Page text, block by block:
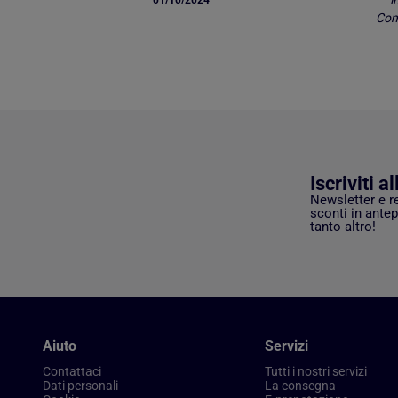
Iscriviti
Newsletter e
sconti in
tanto altro!
Aiuto
Contattaci
Dati personali
Servizi
Tutti i nostri servizi
La consegna